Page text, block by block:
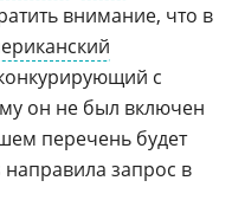
внимание, что в
с
он не был включен
перечень будет
направила запрос в